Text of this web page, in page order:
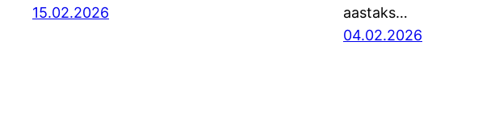
15.02.2026
aastaks…
04.02.2026